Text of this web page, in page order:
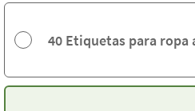
40 Etiquetas para ropa